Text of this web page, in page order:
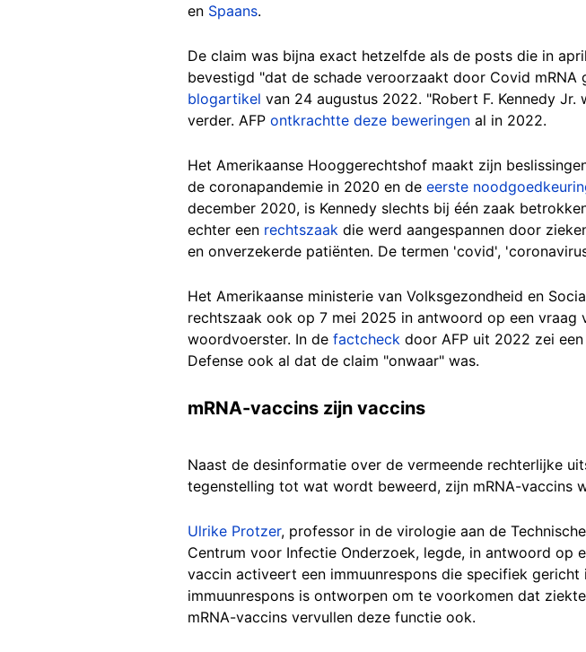
en Spaans.
De claim was bijna exact hetzelfde als de posts die in
bevestigd "dat de schade veroorzaakt door Covid mRNA
blogartikel van 24 augustus 2022. "Robert F. Kennedy
verder. AFP ontkrachtte deze beweringen al in 2022.
Het Amerikaanse Hooggerechtshof maakt zijn
de coronapandemie in 2020 en de eerste
december 2020, is Kennedy slechts bij één zaak
echter een rechtszaak die werd aangespannen door
en onverzekerde patiënten. De termen 'covid',
Het Amerikaanse ministerie van Volksgezondheid en
rechtszaak ook op 7 mei 2025 in antwoord op een vraag
woordvoerster. In de factcheck door AFP uit 2022 zei
Defense ook al dat de claim "onwaar" was.
mRNA-vaccins zijn vaccins
Naast de desinformatie over de vermeende rechterlijke
tegenstelling tot wat wordt beweerd, zijn mRNA-vaccins
Ulrike Protzer, professor in de virologie aan de
Centrum voor Infectie Onderzoek, legde, in antwoord op
vaccin activeert een immuunrespons die specifiek
immuunrespons is ontworpen om te voorkomen dat
mRNA-vaccins vervullen deze functie ook.